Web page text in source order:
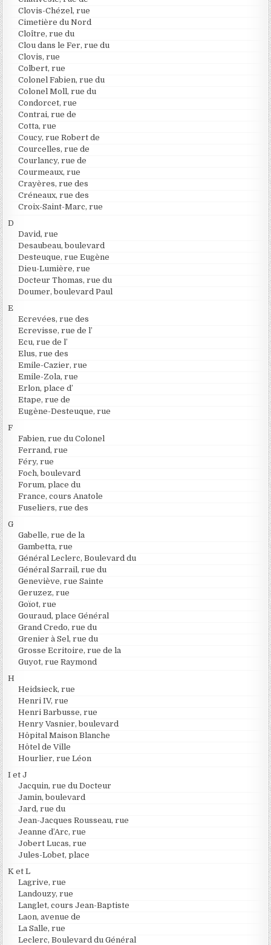
Clovis-Chézel, rue
Cimetière du Nord
Cloître, rue du
Clou dans le Fer, rue du
Clovis, rue
Colbert, rue
Colonel Fabien, rue du
Colonel Moll, rue du
Condorcet, rue
Contrai, rue de
Cotta, rue
Coucy, rue Robert de
Courcelles, rue de
Courlancy, rue de
Courmeaux, rue
Crayères, rue des
Créneaux, rue des
Croix-Saint-Marc, rue
D
David, rue
Desaubeau, boulevard
Desteuque, rue Eugène
Dieu-Lumière, rue
Docteur Thomas, rue du
Doumer, boulevard Paul
E
Ecrevées, rue des
Ecrevisse, rue de l’
Ecu, rue de l’
Elus, rue des
Emile-Cazier, rue
Emile-Zola, rue
Erlon, place d’
Etape, rue de
Eugène-Desteuque, rue
F
Fabien, rue du Colonel
Ferrand, rue
Féry, rue
Foch, boulevard
Forum, place du
France, cours Anatole
Fuseliers, rue des
G
Gabelle, rue de la
Gambetta, rue
Général Leclerc, Boulevard du
Général Sarrail, rue du
Geneviève, rue Sainte
Geruzez, rue
Goïot, rue
Gouraud, place Général
Grand Credo, rue du
Grenier à Sel, rue du
Grosse Ecritoire, rue de la
Guyot, rue Raymond
H
Heidsieck, rue
Henri IV, rue
Henri Barbusse, rue
Henry Vasnier, boulevard
Hôpital Maison Blanche
Hôtel de Ville
Hourlier, rue Léon
I et J
Jacquin, rue du Docteur
Jamin, boulevard
Jard, rue du
Jean-Jacques Rousseau, rue
Jeanne d’Arc, rue
Jobert Lucas, rue
Jules-Lobet, place
K et L
Lagrive, rue
Landouzy, rue
Langlet, cours Jean-Baptiste
Laon, avenue de
La Salle, rue
Leclerc, Boulevard du Général